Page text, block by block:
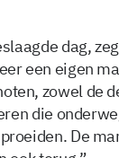
dag,
een eigen
zowel de
die
De